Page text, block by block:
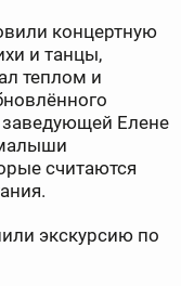
концертную
и танцы,
теплом и
заведующей Елене
считаются
экскурсию по